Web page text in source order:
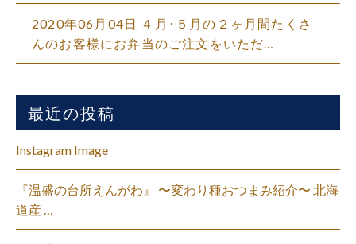
2020年06月04日 ４月･５月の２ヶ月間たくさ
んのお客様にお弁当のご注文をいただ…
最近の投稿
Instagram Image
『温盛の台所えんがわ』 〜変わり種おつまみ紹介〜 北海
道産 …